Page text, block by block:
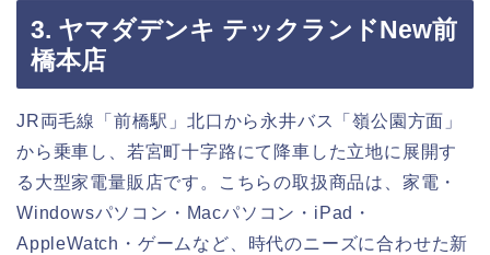
3. ヤマダデンキ テックランドNew前
橋本店
JR両毛線「前橋駅」北口から永井バス「嶺公園方面」
から乗車し、若宮町十字路にて降車した立地に展開す
る大型家電量販店です。こちらの取扱商品は、家電・
Windowsパソコン・Macパソコン・iPad・
AppleWatch・ゲームなど、時代のニーズに合わせた新